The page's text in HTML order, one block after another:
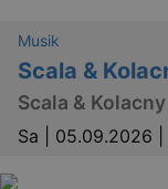
Musik
Scala &
Scala &
Sa | 05.09.2026 |